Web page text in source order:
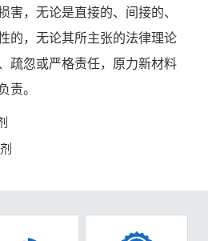
害，无论是直接的、间接的、
的，无论其所主张的法律理论
疏忽或严格责任，原力新材料
责。